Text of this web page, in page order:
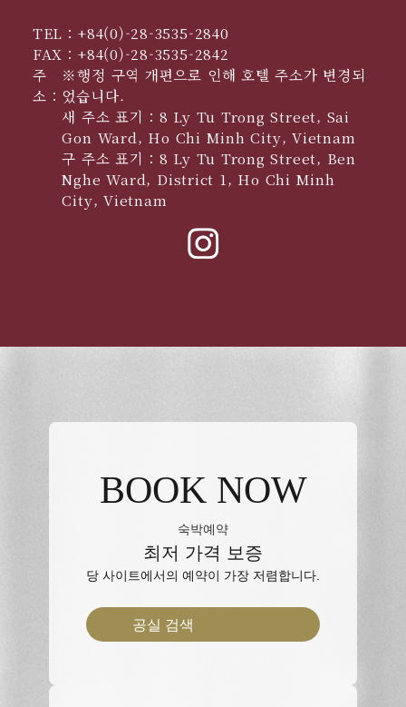
TEL： +84(0)-28-3535-2840
FAX： +84(0)-28-3535-2842
주
소：
※행정 구역 개편으로 인해 호텔 주소가 변경되
었습니다.
새 주소 표기：8 Ly Tu Trong Street, Sai
Gon Ward, Ho Chi Minh City, Vietnam
구 주소 표기：8 Ly Tu Trong Street, Ben
Nghe Ward, District 1, Ho Chi Minh
City, Vietnam
BOOK NOW
숙박예약
최저 가격 보증
당 사이트에서의 예약이 가장 저렴합니다.
공실 검색